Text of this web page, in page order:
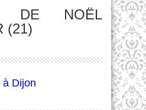
DE NOËL
(21)
à Dijon